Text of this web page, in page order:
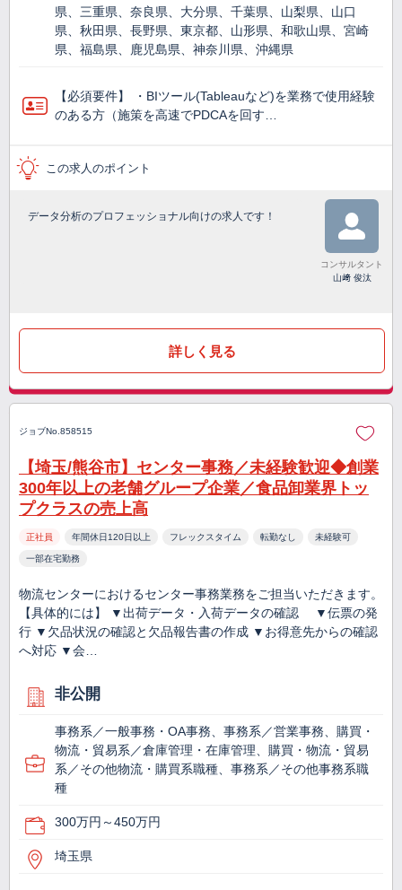
県、三重県、奈良県、大分県、千葉県、山梨県、山口
県、秋田県、長野県、東京都、山形県、和歌山県、宮崎
県、福島県、鹿児島県、神奈川県、沖縄県
【必須要件】 ・BIツール(Tableauなど)を業務で使⽤経験
のある方（施策を高速でPDCAを回す…
この求人のポイント
データ分析のプロフェッショナル向けの求人です！
コンサルタント
山﨑 俊汰
詳しく見る
ジョブNo.858515
【埼玉/熊谷市】センター事務／未経験歓迎◆創業
300年以上の老舗グループ企業／食品卸業界トッ
プクラスの売上高
正社員 年間休日120日以上 フレックスタイム 転勤なし 未経験可
一部在宅勤務
物流センターにおけるセンター事務業務をご担当いただきます。
【具体的には】 ▼出荷データ・入荷データの確認 ▼伝票の発
行 ▼欠品状況の確認と欠品報告書の作成 ▼お得意先からの確認
へ対応 ▼会…
非公開
事務系／一般事務・OA事務、事務系／営業事務、購買・
物流・貿易系／倉庫管理・在庫管理、購買・物流・貿易
系／その他物流・購買系職種、事務系／その他事務系職
種
300万円～450万円
埼玉県